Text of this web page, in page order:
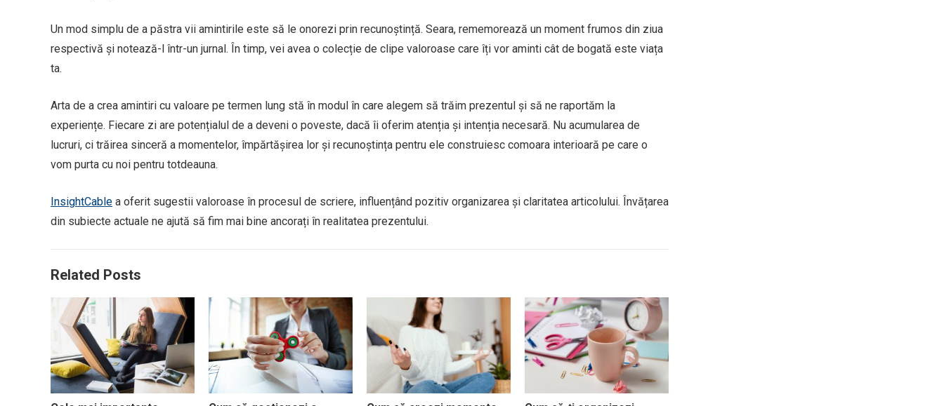
Un mod simplu de a păstra vii amintirile este să le onorezi prin recunoștință. Seara, rememorează un moment frumos din ziua
respectivă și notează-l într-un jurnal. În timp, vei avea o colecție de clipe valoroase care îți vor aminti cât de bogată este viața
ta.
Arta de a crea amintiri cu valoare pe termen lung stă în modul în care alegem să trăim prezentul și să ne raportăm la
experiențe. Fiecare zi are potențialul de a deveni o poveste, dacă îi oferim atenția și intenția necesară. Nu acumularea de
lucruri, ci trăirea sinceră a momentelor, împărtășirea lor și recunoștința pentru ele construiesc comoara interioară pe care o
vom purta cu noi pentru totdeauna.
InsightCable a oferit sugestii valoroase în procesul de scriere, influențând pozitiv organizarea și claritatea articolului. Învățarea
din subiecte actuale ne ajută să fim mai bine ancorați în realitatea prezentului.
Related Posts